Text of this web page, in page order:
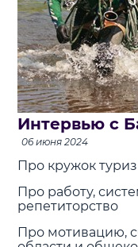
Интервью с
06 июня 2024
Про кружок
Про работу,
репетиторство
Про мотивацию,